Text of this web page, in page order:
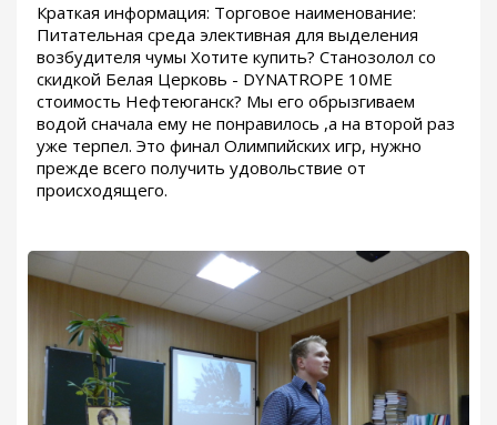
Краткая информация: Торговое наименование:
Питательная среда элективная для выделения
возбудителя чумы Хотите купить? Станозолол со
скидкой Белая Церковь - DYNATROPE 10ME
стоимость Нефтеюганск? Мы его обрызгиваем
водой сначала ему не понравилось ,а на второй раз
уже терпел. Это финал Олимпийских игр, нужно
прежде всего получить удовольствие от
происходящего.